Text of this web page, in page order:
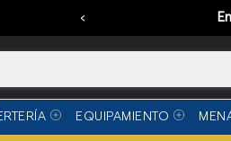
‹
EQUIPAMIENTO